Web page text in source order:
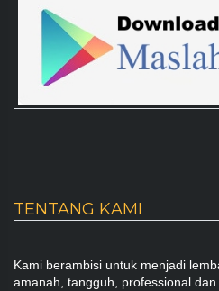
TENTANG KAMI
Kami berambisi untuk menjadi
amanah, tangguh, professional